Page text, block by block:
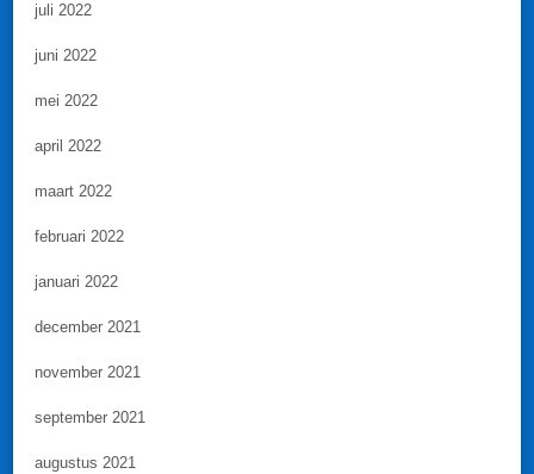
juli 2022
juni 2022
mei 2022
april 2022
maart 2022
februari 2022
januari 2022
december 2021
november 2021
september 2021
augustus 2021